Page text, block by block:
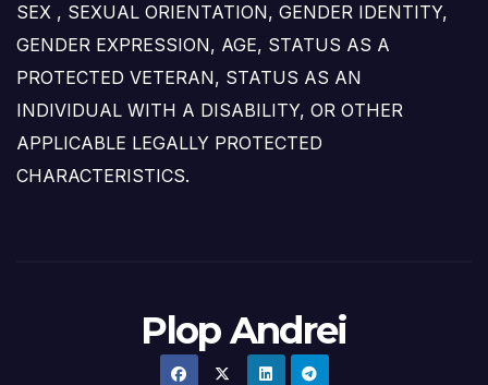
SEX , SEXUAL ORIENTATION, GENDER IDENTITY,
GENDER EXPRESSION, AGE, STATUS AS A
PROTECTED VETERAN, STATUS AS AN
INDIVIDUAL WITH A DISABILITY, OR OTHER
APPLICABLE LEGALLY PROTECTED
CHARACTERISTICS.
Plop Andrei